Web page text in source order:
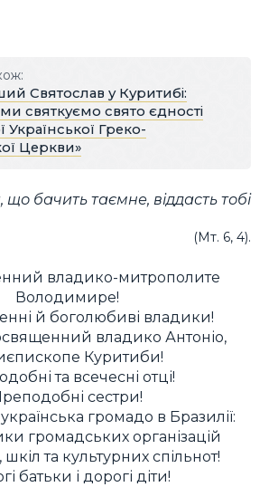
Святослав у Куритибі:
святкуємо свято єдності
Української Греко-
Церкви»
що бачить таємне, віддасть тобі
(Мт. 6, 4).
владико-митрополите
Володимире!
й боголюбиві владики!
владико Антоніо,
Куритиби!
та всечесні отці!
сестри!
громадо в Бразилії:
громадських організацій
шкіл та культурних спільнот!
батьки і дорогі діти!